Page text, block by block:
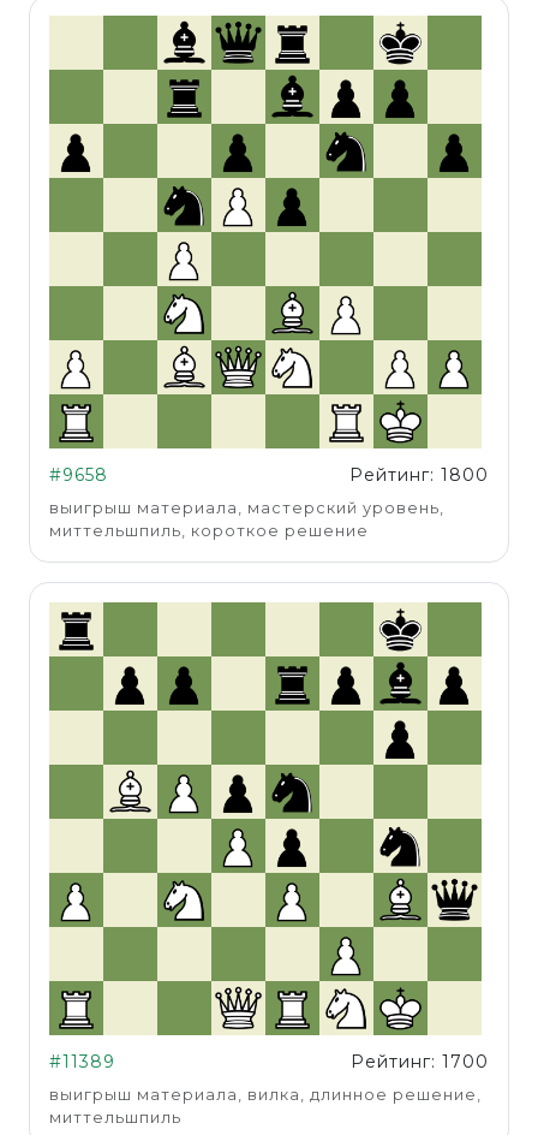
#9658 Рейтинг: 1800
выигрыш материала, мастерский уровень,
миттельшпиль, короткое решение
#11389 Рейтинг: 1700
выигрыш материала, вилка, длинное решение,
миттельшпиль